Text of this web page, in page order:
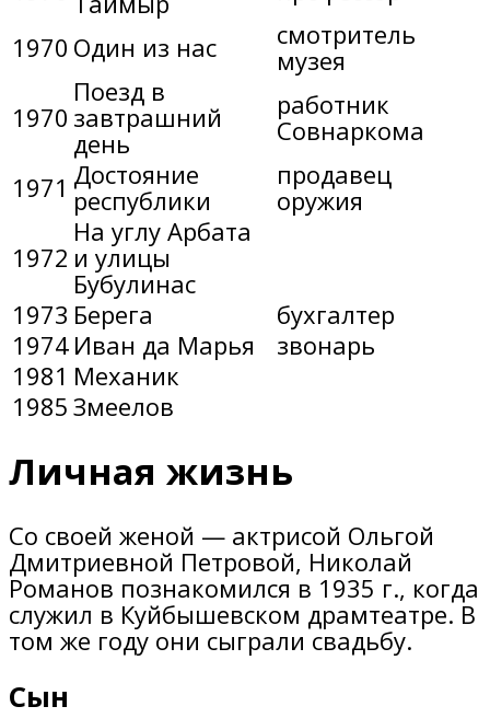
1970 Один из нас
смотритель
музея
1970
Поезд в
завтрашний
день
работник
Совнаркома
1971 Достояние
республики
продавец
оружия
1972
На углу Арбата
и улицы
Бубулинас
1973 Берега
бухгалтер
1974 Иван да Марья
звонарь
1981 Механик
1985 Змеелов
Личная жизнь
Со своей женой — актрисой Ольгой
Дмитриевной Петровой, Николай
Романов познакомился в 1935 г., когда
служил в Куйбышевском драмтеатре. В
том же году они сыграли свадьбу.
Сын